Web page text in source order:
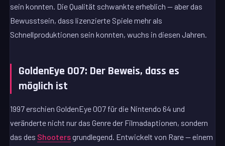
sein konnten. Die Qualität schwankte erheblich — aber das
Bewusstsein, dass lizenzierte Spiele mehr als
Schnellproduktionen sein konnten, wuchs in diesen Jahren.
GoldenEye 007: Der Beweis, dass es
möglich ist
1997 erschien GoldenEye 007 für die Nintendo 64 und
veränderte nicht nur das Genre der Filmadaptionen, sondern
das des Shootersgrundlegend. Entwickelt von Rare — einem